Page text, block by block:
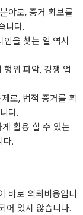
야로, 증거 확보를
니다.
을 찾는 일 역시
위 파악, 경쟁 업
로, 법적 증거를 확
다.
활용 할 수 있는
다.
바로 의뢰비용입니
어 있지 않습니다.